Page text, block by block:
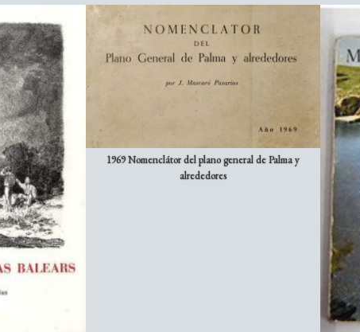
1969 Nomenclátor del plano general de Palma y
alrededores